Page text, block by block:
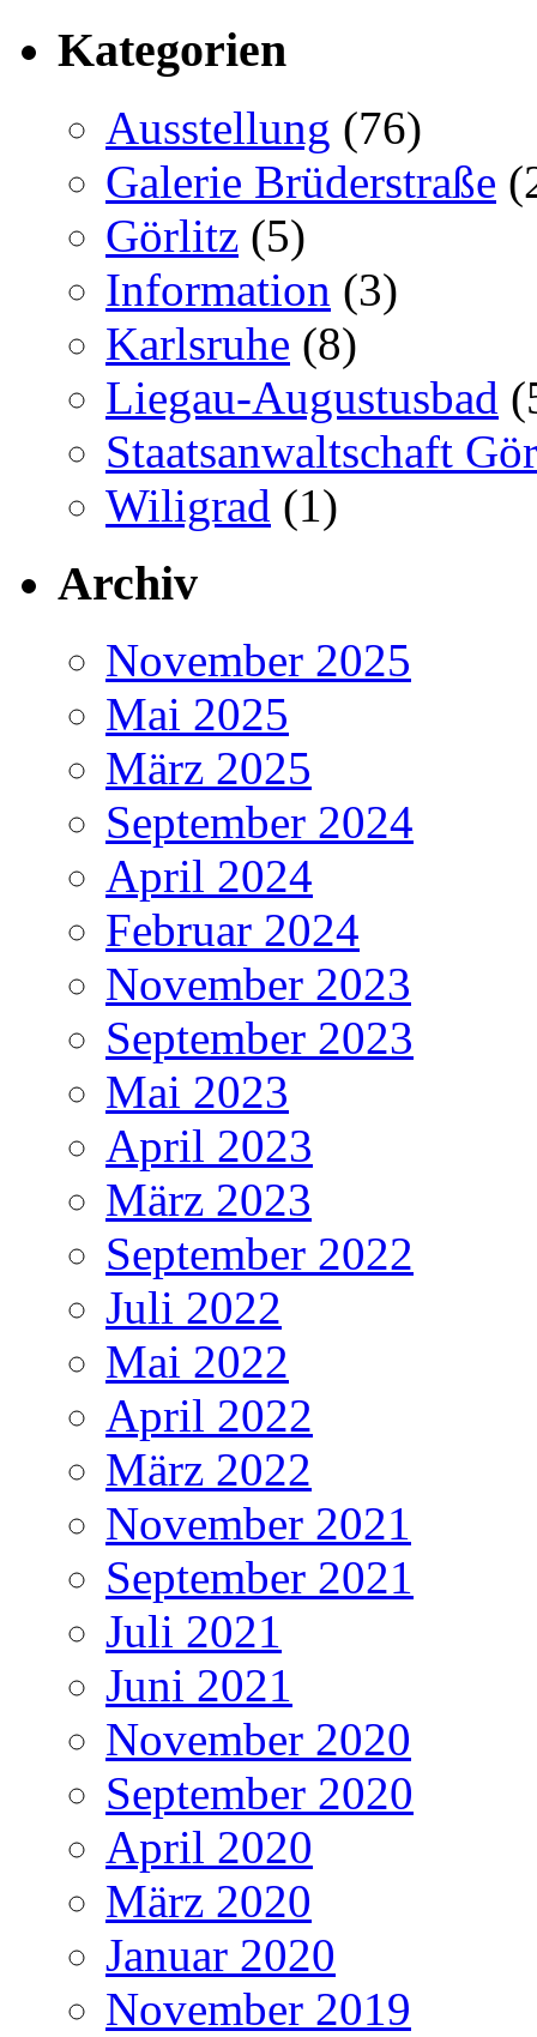
Kategorien
Ausstellung (76)
Galerie Brüderstraße
Görlitz (5)
Information (3)
Karlsruhe (8)
Liegau-Augustusbad
Staatsanwaltschaft
Wiligrad (1)
Archiv
November 2025
Mai 2025
März 2025
September 2024
April 2024
Februar 2024
November 2023
September 2023
Mai 2023
April 2023
März 2023
September 2022
Juli 2022
Mai 2022
April 2022
März 2022
November 2021
September 2021
Juli 2021
Juni 2021
November 2020
September 2020
April 2020
März 2020
Januar 2020
November 2019